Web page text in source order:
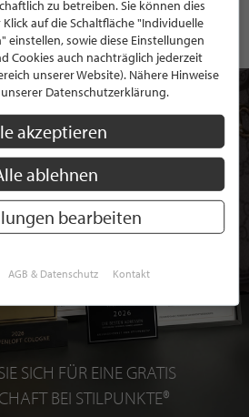
SICH FÜR EINE GRATIS
BEI STILPUNKTE®
zu betreiben. Sie können dies
auf die Schaltfläche "Individuelle
einstellen, sowie diese Einstellungen
Cookies auch nachträglich jederzeit
unserer Website). Nähere Hinweise
Datenschutzerklärung.
akzeptieren
ablehnen
bearbeiten
AGB & Datenschutz Kontakt